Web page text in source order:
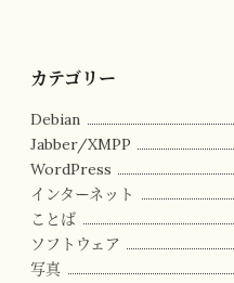
カテゴリー
Debian
Jabber/XMPP
WordPress
インターネット
ことば
ソフトウェア
写真